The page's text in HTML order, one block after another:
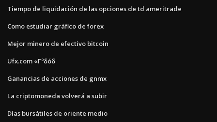
Tiempo de liquidación de las opciones de td ameritrade
Como estudiar gráfico de forex
Mejor minero de efectivo bitcoin
Ufx.com «Γºδóδ
Ganancias de acciones de gnmx
La criptomoneda volverá a subir
Días bursátiles de oriente medio